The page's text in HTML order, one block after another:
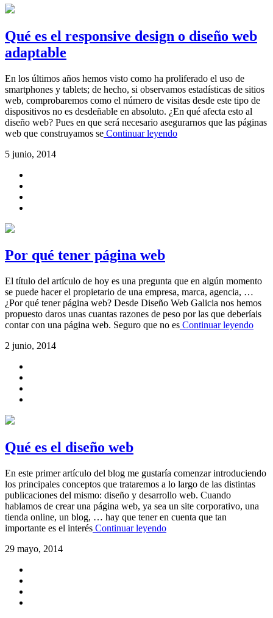
Qué es el responsive design o diseño web
adaptable
En los últimos años hemos visto como ha proliferado el uso de
smartphones y tablets; de hecho, si observamos estadísticas de sitios
web, comprobaremos como el número de visitas desde este tipo de
dispositivos no es desdeñable en absoluto. ¿En qué afecta esto al
diseño web? Pues en que será necesario asegurarnos que las páginas
web que construyamos se Continuar leyendo
5 junio, 2014
Por qué tener página web
El título del artículo de hoy es una pregunta que en algún momento
se puede hacer el propietario de una empresa, marca, agencia, …
¿Por qué tener página web? Desde Diseño Web Galicia nos hemos
propuesto daros unas cuantas razones de peso por las que deberíais
contar con una página web. Seguro que no es Continuar leyendo
2 junio, 2014
Qué es el diseño web
En este primer artículo del blog me gustaría comenzar introduciendo
los principales conceptos que trataremos a lo largo de las distintas
publicaciones del mismo: diseño y desarrollo web. Cuando
hablamos de crear una página web, ya sea un site corporativo, una
tienda online, un blog, … hay que tener en cuenta que tan
importante es el interés Continuar leyendo
29 mayo, 2014